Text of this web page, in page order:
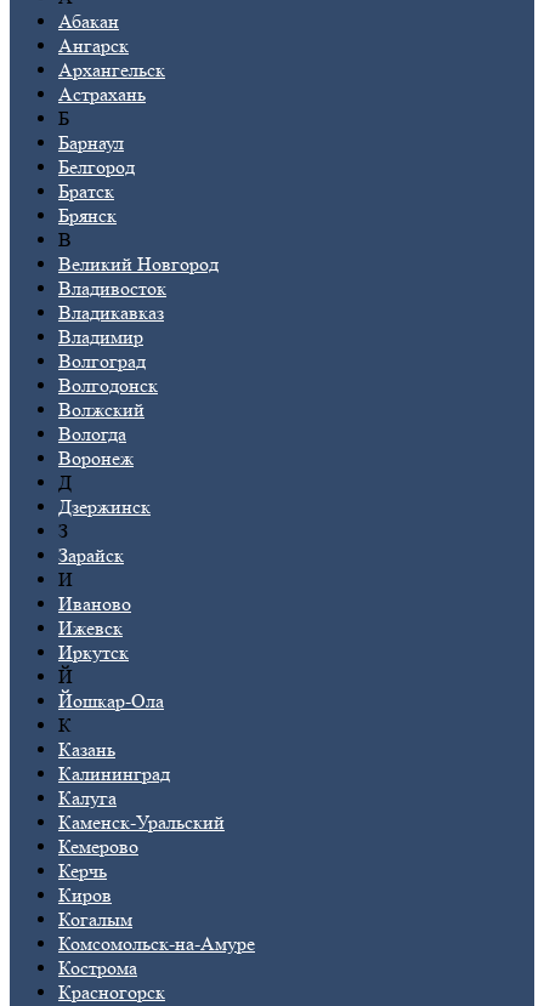
Абакан
Ангарск
Архангельск
Астрахань
Б
Барнаул
Белгород
Братск
Брянск
В
Великий Новгород
Владивосток
Владикавказ
Владимир
Волгоград
Волгодонск
Волжский
Вологда
Воронеж
Д
Дзержинск
З
Зарайск
И
Иваново
Ижевск
Иркутск
Й
Йошкар-Ола
К
Казань
Калининград
Калуга
Каменск-Уральский
Кемерово
Керчь
Киров
Когалым
Комсомольск-на-Амуре
Кострома
Красногорск